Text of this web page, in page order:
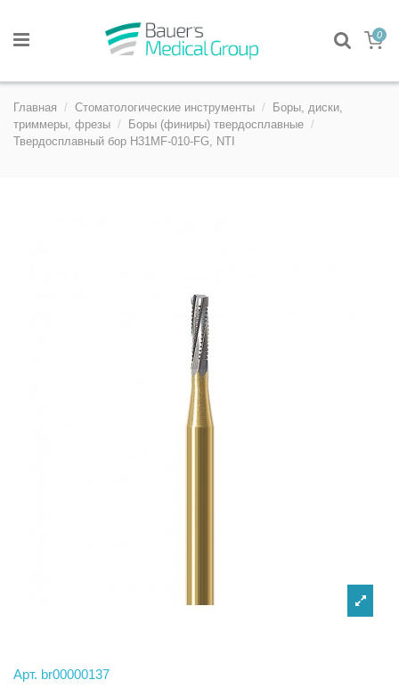
0
Главная Стоматологические инструменты
Боры, диски,
триммеры, фрезы
Боры (финиры) твердосплавные
Твердосплавный бор H31MF-010-FG, NTI
Арт. br00000137